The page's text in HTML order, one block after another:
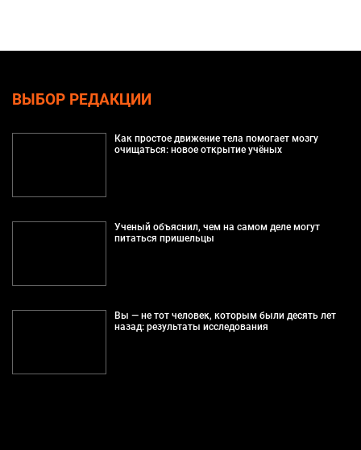
ВЫБОР РЕДАКЦИИ
Как простое движение тела помогает мозгу
очищаться: новое открытие учёных
Ученый объяснил, чем на самом деле могут
питаться пришельцы
Вы — не тот человек, которым были десять лет
назад: результаты исследования